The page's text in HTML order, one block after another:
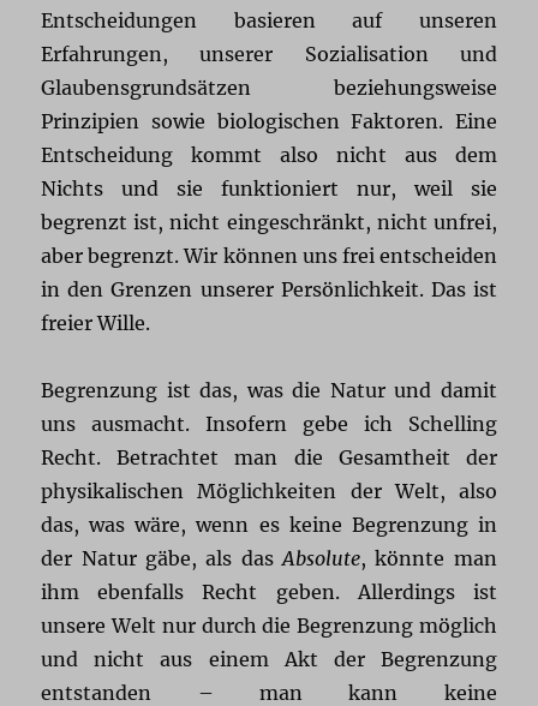
Entscheidungen basieren auf unseren
Erfahrungen, unserer Sozialisation und
Glaubensgrundsätzen beziehungsweise
Prinzipien sowie biologischen Faktoren. Eine
Entscheidung kommt also nicht aus dem
Nichts und sie funktioniert nur, weil sie
begrenzt ist, nicht eingeschränkt, nicht unfrei,
aber begrenzt. Wir können uns frei entscheiden
in den Grenzen unserer Persönlichkeit. Das ist
freier Wille.
Begrenzung ist das, was die Natur und damit
uns ausmacht. Insofern gebe ich Schelling
Recht. Betrachtet man die Gesamtheit der
physikalischen Möglichkeiten der Welt, also
das, was wäre, wenn es keine Begrenzung in
der Natur gäbe, als das Absolute, könnte man
ihm ebenfalls Recht geben. Allerdings ist
unsere Welt nur durch die Begrenzung möglich
und nicht aus einem Akt der Begrenzung
entstanden – man kann keine